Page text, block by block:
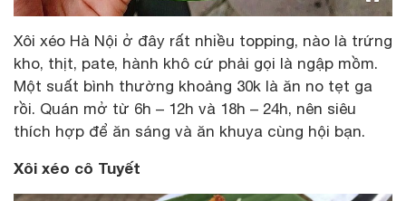
Xôi xéo Hà Nội ở đây rất nhiều topping, nào là trứng
kho, thịt, pate, hành khô cứ phải gọi là ngập mồm.
Một suất bình thường khoảng 30k là ăn no tẹt ga
rồi. Quán mở từ 6h – 12h và 18h – 24h, nên siêu
thích hợp để ăn sáng và ăn khuya cùng hội bạn.
Xôi xéo cô Tuyết